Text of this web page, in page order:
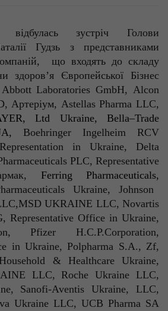
зустріч Голови
Гудзь з представниками
що входять до складу
здоров’я Європейської Бізнес
Abbott Laboratories GmbH, Alcon
,Артеріум, Astellas Pharma LLC,
,Ltd Ukraine,Bella–Trade
, Boehringer Ingelheim RCV
Representation in Ukraine, Delta
PLC, Representative
, Ferring Pharmaceuticals,
Ukraine, Johnson
UKRAINE LLC, Novartis
Representative Office in Ukraine,
, Pfizer H.C.P.Corporation,
in Ukraine, Polpharma S.A., Zf,
Household & Healthcare Ukraine,
LLC, Roche Ukraine LLC,
, Sanofi-Aventis Ukraine, LLC,
Ukraine LLC, UCB Pharma SA